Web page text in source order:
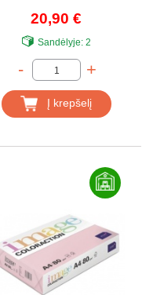
(Mustard)
20,90 €
Sandėlyje:2
- +
Į krepšelį